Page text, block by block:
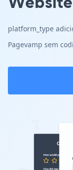
platform_type
Pagevamp sem